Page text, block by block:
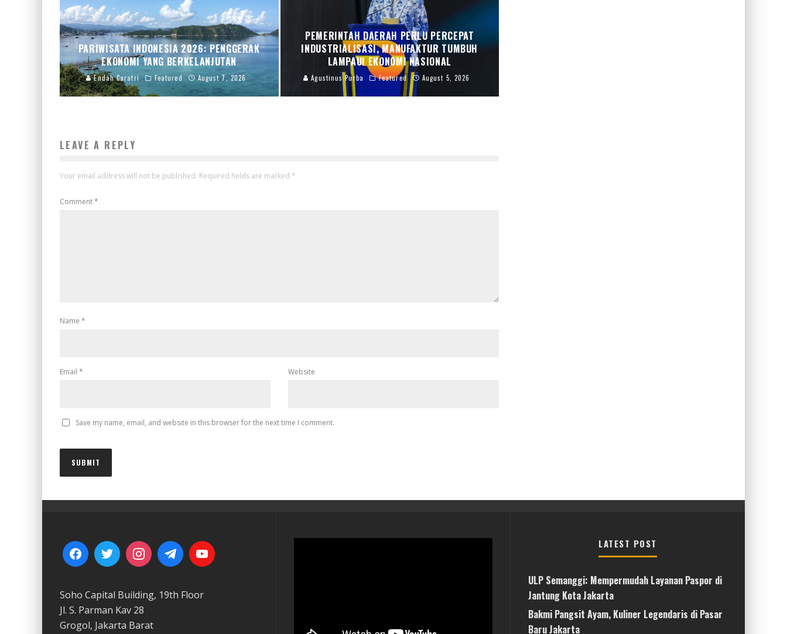
PARIWISATA INDONESIA 2026: PENGGERAK
EKONOMI YANG BERKELANJUTAN
Endah Caratri Featured August 7, 2026
PEMERINTAH DAERAH PERLU PERCEPAT
INDUSTRIALISASI, MANUFAKTUR TUMBUH
LAMPAUI EKONOMI NASIONAL
Agustinus Purba Featured August 5, 2026
LEAVE A REPLY
Your email address will not be published. Required fields are marked *
Comment*
Name *
Email * Website
Save my name, email, and website in this browser for the next time I comment.
Soho Capital Building, 19th Floor
Jl. S. Parman Kav 28
Grogol, Jakarta Barat
LATEST POST
ULP Semanggi: Mempermudah Layanan Paspor di
Jantung Kota Jakarta
Bakmi Pangsit Ayam, Kuliner Legendaris di Pasar
Baru Jakarta